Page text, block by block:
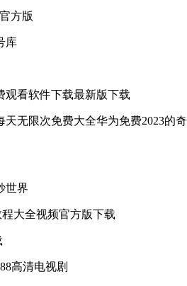
方版
库
观看软件下载最新版下载
天无限次免费大全华为免费2023的
世界
大全视频官方版下载
高清电视剧